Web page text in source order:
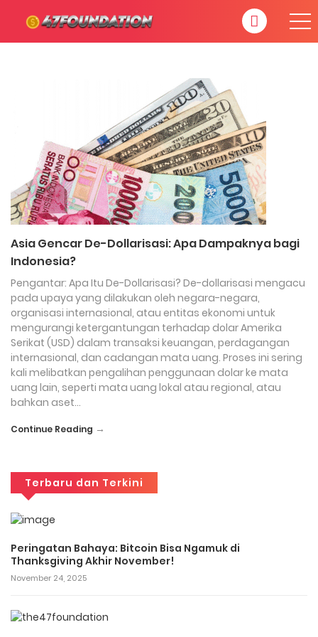
Asia Gencar De-Dollarisasi: Apa Dampaknya bagi
Indonesia?
Pengantar: Apa Itu De-Dollarisasi? De-dollarisasi mengacu
pada upaya yang dilakukan oleh negara-negara,
organisasi internasional, atau entitas ekonomi untuk
mengurangi ketergantungan terhadap dolar Amerika
Serikat (USD) dalam transaksi keuangan, perdagangan
internasional, dan cadangan mata uang. Proses ini sering
kali melibatkan pengalihan penggunaan dolar ke mata
uang lain, seperti mata uang lokal atau regional, atau
bahkan aset…
Continue Reading →
Terbaru dan Terkini
Peringatan Bahaya: Bitcoin Bisa Ngamuk di
Thanksgiving Akhir November!
November 24, 2025